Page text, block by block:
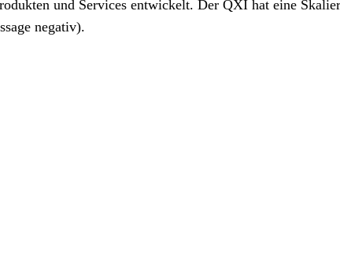
und Services entwickelt. Der QXI hat eine
negativ).